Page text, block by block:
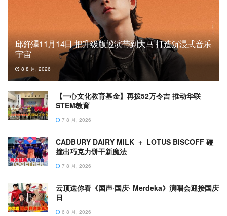
邱鋒澤11月14日 把升级版巡演带到大马 打造沉浸式音乐
宇宙
8 8 月, 2026
【一心文化教育基金】再拨52万令吉 推动华联
STEM教育
7 8 月, 2026
CADBURY DAIRY MILK + LOTUS BISCOFF 碰
撞出巧克力饼干新魔法
7 8 月, 2026
云顶送你看《国声·国庆· Merdeka》演唱会迎接国庆
日
6 8 月, 2026